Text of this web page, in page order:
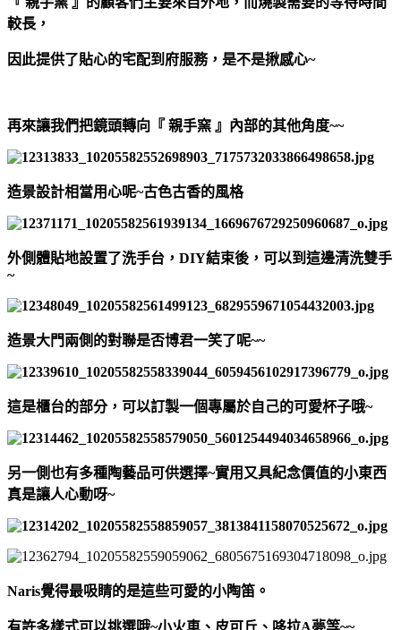
較長，
因此提供了貼心的宅配到府服務，是不是揪感心~
再來讓我們把鏡頭轉向 『 親手窯 』 內部的其他角度~~
造景設計相當用心呢~古色古香的風格
外側體貼地設置了洗手台，DIY結束後，可以到這邊清洗雙手
~
造景大門兩側的對聯是否博君一笑了呢~~
這是櫃台的部分，可以訂製一個專屬於自己的可愛杯子哦~
另一側也有多種陶藝品可供選擇~實用又具紀念價值的小東西
真是讓人心動呀~
Naris覺得最吸睛的是這些可愛的小陶笛。
有許多樣式可以挑選哦~小火車、皮可丘、哆拉A夢等~~